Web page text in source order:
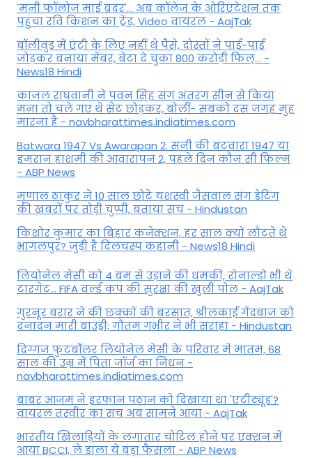
'मनी फॉलोज माई ब्रदर'... अब कॉलेज के ओरिएंटेशन तक
पहुंचा रवि किशन का ट्रेंड, Video वायरल - AajTak
बॉलीवुड में एंट्री के लिए नहीं थे पैसे, दोस्तों ने पाई-पाई
जोड़कर बनाया मेंबर, बेटा दे चुका 800 करोड़ी फिल्... -
News18 Hindi
काजल राघवानी ने पवन सिंह संग अंतरंग सीन से किया
मना तो चले गए थे सेट छोड़कर, बोलीं- सबको दस जगह मुंह
मारना है - navbharattimes.indiatimes.com
Batwara 1947 Vs Awarapan 2: सनी की बंटवारा 1947 या
इमरान हाशमी की आवारापन 2, पहले दिन कौन सी फिल्म
- ABP News
मृणाल ठाकुर ने 10 साल छोटे यशस्वी जैसवाल संग डेटिंग
की खबरों पर तोड़ी चुप्पी, बताया सच - Hindustan
किशोर कुमार का बिहार कनेक्शन, हर साल क्यों लौटते थे
भागलपुर? जुड़ी है दिलचस्प कहानी - News18 Hindi
ल‍ियोनेल मेसी को 4 बम से उड़ाने की धमकी, रोनाल्डो भी थे
टारगेट... FIFA वर्ल्ड कप की सुरक्षा की खुली पोल - AajTak
गुरनूर बरार ने की छक्कों की बरसात, श्रीलंकाई गेंदबाज को
दनादन मारी बाउंड्री; गौतम गंभीर ने भी सराहा - Hindustan
दिग्गज फुटबॉलर लियोनेल मेसी के परिवार में मातम, 68
साल की उम्र में पिता जॉर्ज का निधन -
navbharattimes.indiatimes.com
बाबर आजम ने इरफान पठान को दिखाया था 'एटीट्यूड'?
वायरल तस्वीर का सच अब सामने आया - AajTak
भारतीय खिलाड़ियों के लगातार चोटिल होने पर एक्शन में
आया BCCI, ले डाला ये बड़ा फैसला - ABP News